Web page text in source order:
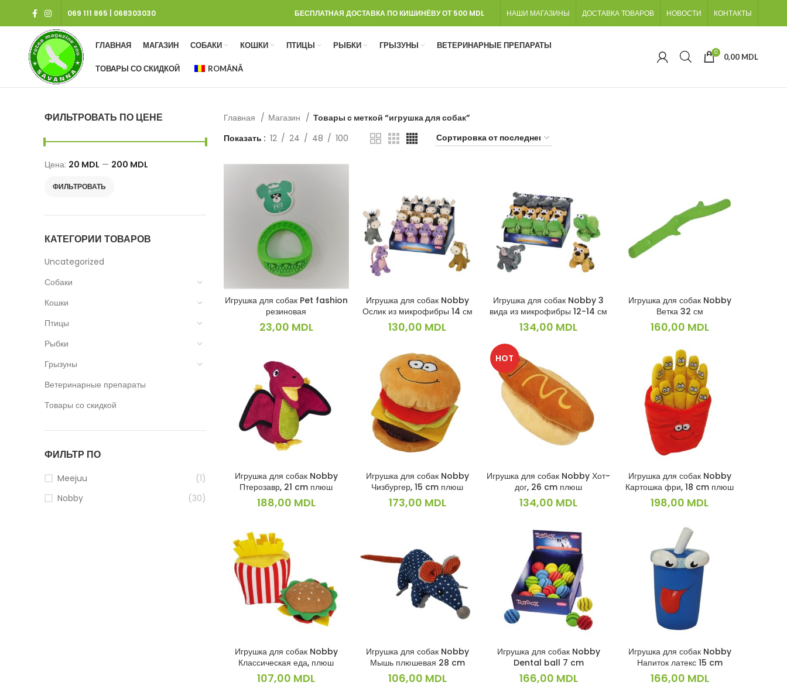
069 111 865 068303030 БЕСПЛАТНАЯ ДОСТАВКА ПО КИШИНЁВУ ОТ 500 MDL НАШИ МАГАЗИНЫ ДОСТАВКА ТОВАРОВ НОВОСТИ КОНТАКТЫ
ГЛАВНАЯ МАГАЗИН СОБАКИ КОШКИ ПТИЦЫ РЫБКИ ГРЫЗУНЫ ВЕТЕРИНАРНЫЕ ПРЕПАРАТЫ
ТОВАРЫ СО СКИДКОЙ ROMÂNĂ
0 0,00 MDL
ФИЛЬТРОВАТЬ ПО ЦЕНЕ
Минимальная
Максимальная
ФИЛЬТРОВАТЬ
Цена: 20 MDL — 200 MDL
КАТЕГОРИИ ТОВАРОВ
Uncategorized
Собаки
Кошки
Птицы
Рыбки
Грызуны
Ветеринарные препараты
Товары со скидкой
ФИЛЬТР ПО
Meejuu
(1)
Nobby
(30)
Главная Магазин
Товары с меткой “игрушка для собак”
Показать
12 24 48 100
В КОРЗИНУ
Игрушка для собак Pet fashion
резиновая
23,00 MDL
В КОРЗИНУ
Игрушка для собак Nobby
Ослик из микрофибры 14 см
130,00 MDL
В КОРЗИНУ
Игрушка для собак Nobby 3
вида из микрофибры 12-14 см
134,00 MDL
В КОРЗИНУ
Игрушка для собак Nobby
Ветка 32 см
160,00 MDL
В КОРЗИНУ
Игрушка для собак Nobby
Птерозавр, 21 cm плюш
188,00 MDL
В КОРЗИНУ
Игрушка для собак Nobby
Чизбургер, 15 cm плюш
173,00 MDL
HOT
В КОРЗИНУ
Игрушка для собак Nobby Хот-
дог, 26 cm плюш
134,00 MDL
В КОРЗИНУ
Игрушка для собак Nobby
Картошка фри, 18 cm плюш
198,00 MDL
В КОРЗИНУ
Игрушка для собак Nobby
Классическая еда, плюш
107,00 MDL
В КОРЗИНУ
Игрушка для собак Nobby
Мышь плюшевая 28 cm
106,00 MDL
В КОРЗИНУ
Игрушка для собак Nobby
Dental ball 7 cm
166,00 MDL
В КОРЗИНУ
Игрушка для собак Nobby
Напиток латекс 15 cm
166,00 MDL